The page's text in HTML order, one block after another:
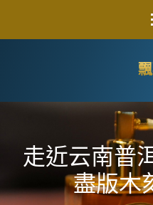
走近云南普
盡版木